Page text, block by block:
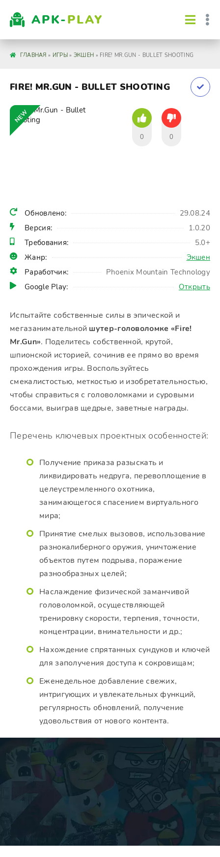
APK-PLAY
ГЛАВНАЯ » ИГРЫ» ЭКШЕН » FIRE! MR.GUN - BULLET SHOOTING
FIRE! MR.GUN - BULLET SHOOTING
Обновлено:
29.08.24
Версия:
1.0.20
Требования:
5.0+
Жанр:
Экшен
Раработчик:
Phoenix Mountain Technology
Google Play:
Открыть
NEW
0 0
Испытайте собственные силы в эпической и
мегазанимательной шутер-головоломке «Fire!
Mr.Gun». Поделитесь собственной, крутой,
шпионской историей, сочинив ее прямо во время
прохождения игры. Воспользуйтесь
смекалистостью, меткостью и изобретательностью,
чтобы справиться с головоломками и суровыми
боссами, выиграв щедрые, заветные награды.
Перечень ключевых проектных особенностей:
Получение приказа разыскать и
ликвидировать недруга, перевоплощение в
целеустремленного охотника,
занимающегося спасением виртуального
мира;
Принятие смелых вызовов, использование
разнокалиберного оружия, уничтожение
объектов путем подрыва, поражение
разнообразных целей;
Наслаждение физической заманчивой
головоломкой, осуществляющей
тренировку скорости, терпения, точности,
концентрации, внимательности и др.;
Нахождение спрятанных сундуков и ключей
для заполучения доступа к сокровищам;
Еженедельное добавление свежих,
интригующих и увлекательных функций,
регулярность обновлений, получение
удовольствия от нового контента.